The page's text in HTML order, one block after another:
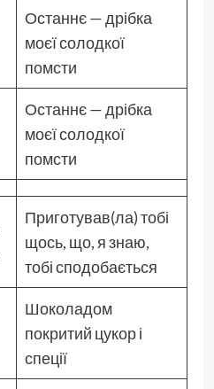
Останнє — дрібка
моєї солодкої
помсти
Останнє — дрібка
моєї солодкої
помсти
Приготував(ла) тобі
щось, що, я знаю,
тобі сподобається
Шоколадом
покритий цукор і
спеції